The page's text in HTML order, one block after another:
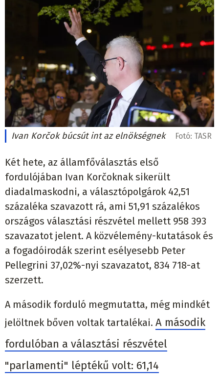
Ivan Korčok búcsút int az elnökségnek Fotó: TASR
Két hete, az államfőválasztás első
fordulójában Ivan Korčoknak sikerült
diadalmaskodni, a választópolgárok 42,51
százaléka szavazott rá, ami 51,91 százalékos
országos választási részvétel mellett 958 393
szavazatot jelent. A közvélemény-kutatások és
a fogadóirodák szerint esélyesebb Peter
Pellegrini 37,02%-nyi szavazatot, 834 718-at
szerzett.
A második forduló megmutatta, még mindkét
jelöltnek bőven voltak tartalékai. A második
fordulóban a választási részvétel
"parlamenti" léptékű volt: 61,14